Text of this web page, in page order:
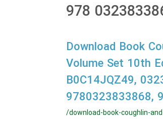
978
Download Book
Volume Set 10th
B0C14JQZ49,
9780323833868,
/download-book-coughlin-